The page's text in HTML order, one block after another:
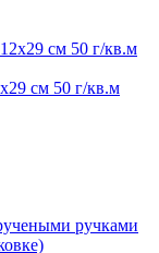
см 50 г/кв.м